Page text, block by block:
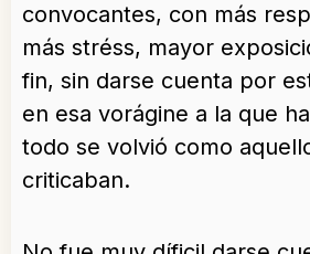
convocantes, con más
más stréss, mayor
fin, sin darse cuenta por
en esa vorágine a la que
todo se volvió como
criticaban.